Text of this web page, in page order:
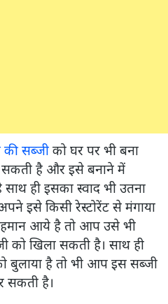
की सब्जीको घर पर भी बना
है और इसे बनाने में
ही इसका स्वाद भी उतना
इसे किसी रेस्टोरेंट से मंगाया
आये है तो आप उसे भी
को खिला सकती है। साथ ही
बुलाया है तो भी आप इस सब्जी
सकती है।